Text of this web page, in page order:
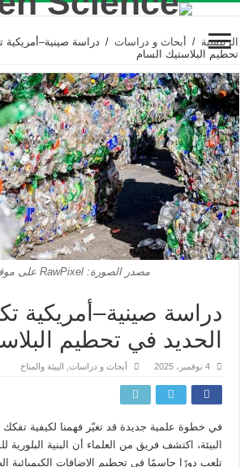
الرئيسية / أبحاث و دراسات / دراسة
تحطيم البلاستيك السام
مصدر الصورة: RawPixel على موقع فليكر
دراسة صينية–أمريكية
الحديد في تحطيم
4 نوفمبر، 2025 أبحاث و دراسات البيئة والمناخ
في خطوة علمية جديدة قد تغيّر فهمنا لكيفية تفكك
البيئة، اكتشف فريق من العلماء أن البنية البلورية
تلعب دورًا حاسمًا في تحطيم الإضافات الكيميائية